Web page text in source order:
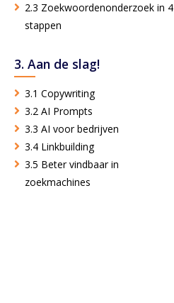
2.3 Zoekwoordenonderzoek in 4
stappen
3. Aan de slag!
3.1 Copywriting
3.2 AI Prompts
3.3 AI voor bedrijven
3.4 Linkbuilding
3.5 Beter vindbaar in
zoekmachines